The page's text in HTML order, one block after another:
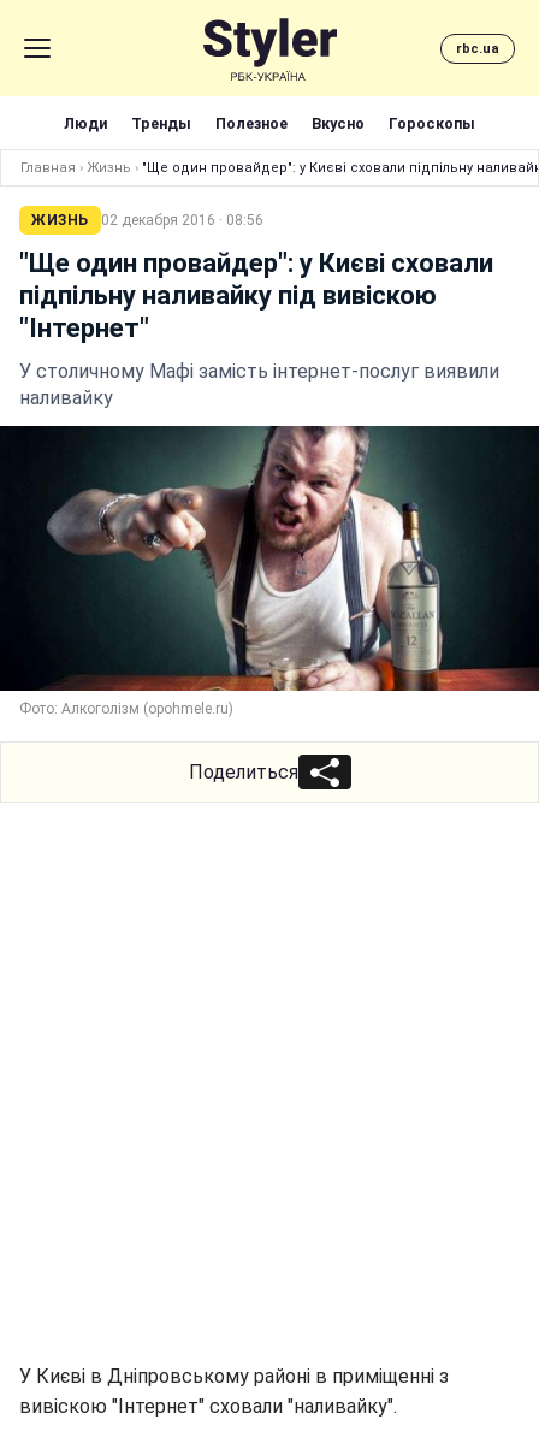
rbc.ua
Люди Тренды Полезное Вкусно Гороскопы
Главная › Жизнь › "Ще один провайдер": у Києві сховали підпільну
ЖИЗНЬ 02 декабря 2016 · 08:56
"Ще один провайдер": у Києві сховали
підпільну наливайку під вивіскою
"Інтернет"
У столичному Мафі замість інтернет-послуг виявили
наливайку
Фото: Алкоголізм (opohmele.ru)
Поделиться
У Києві в Дніпровському районі в приміщенні з
вивіскою "Інтернет" сховали "наливайку".